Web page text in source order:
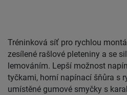
Tréninková síť pro rychlou
zesílené rašlové pleteniny a se
lemováním. Lepší možnost
tyčkami, horní napínací šňůra s
umístěné gumové smyčky s